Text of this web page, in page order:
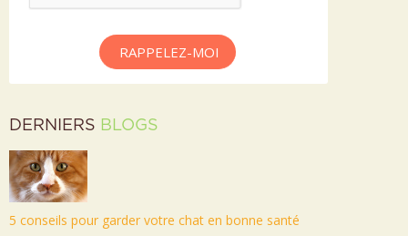
RAPPELEZ-MOI
DERNIERS BLOGS
5 conseils pour garder votre chat en bonne santé